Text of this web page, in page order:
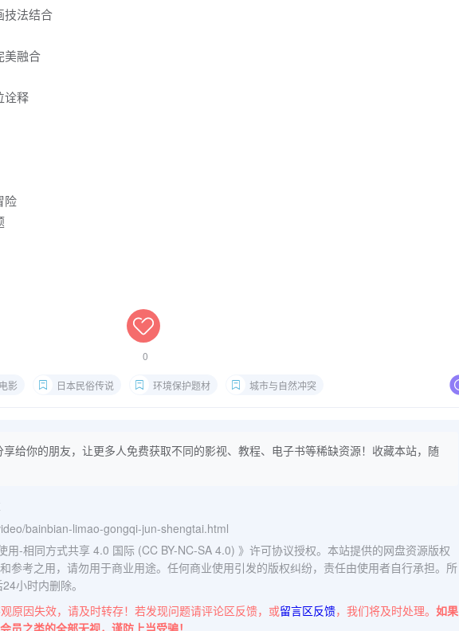
技法结合
美融合
诠释
险
0
影 日本民俗传说 环境保护题材 城市与自然冲突
给你的朋友，让更多人免费获取不同的影视、教程、电子书等稀缺资源！收藏本站，随
bainbian-limao-gongqi-jun-shengtai.html
用-相同方式共享 4.0 国际 (CC BY-NC-SA 4.0) 》许可协议授权。本站提供的网盘资源版权
参考之用，请勿用于商业用途。任何商业使用引发的版权纠纷，责任由使用者自行承担。所
小时内删除。
原因失效，请及时转存！若发现问题请评论区反馈，或留言区反馈，我们将及时处理。 如果
员之类的全部无视，谨防上当受骗！